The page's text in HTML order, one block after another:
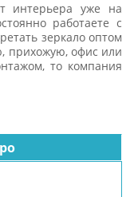
интерьера уже на
работаете с
зеркало оптом
прихожую, офис или
то компания